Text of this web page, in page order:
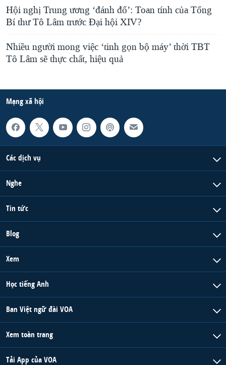
Hội nghị Trung ương ‘đánh đố’: Toan tính của Tổng
Bí thư Tô Lâm trước Đại hội XIV?
Nhiều người mong việc ‘tinh gọn bộ máy’ thời TBT
Tô Lâm sẽ thực chất, hiệu quả
Mạng xã hội
Các dịch vụ
Nghe
Tin tức
Blog
Xem
Học tiếng Anh
Ban Việt ngữ đài VOA
Xem toàn trang
Tải App của VOA